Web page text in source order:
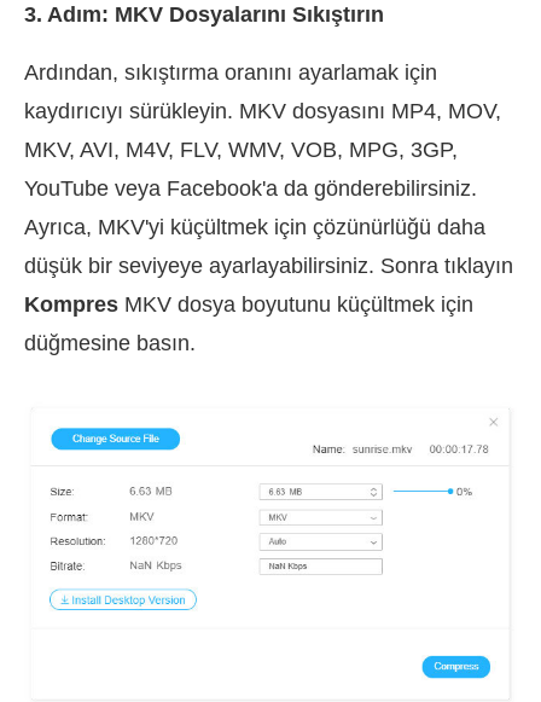
3. Adım: MKV Dosyalarını Sıkıştırın
Ardından, sıkıştırma oranını ayarlamak için
kaydırıcıyı sürükleyin. MKV dosyasını MP4, MOV,
MKV, AVI, M4V, FLV, WMV, VOB, MPG, 3GP,
YouTube veya Facebook'a da gönderebilirsiniz.
Ayrıca, MKV'yi küçültmek için çözünürlüğü daha
düşük bir seviyeye ayarlayabilirsiniz. Sonra tıklayın
Kompres MKV dosya boyutunu küçültmek için
düğmesine basın.